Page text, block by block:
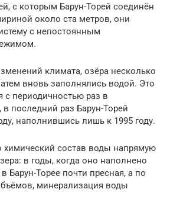
с которым Барун-Торей соединён
около ста метров, они
с непостоянным
климата, озёра несколько
вновь заполнялись водой. Это
с периодичностью раз в
в последний раз Барун-Торей
наполнившись лишь к 1995 году.
химический состав воды напрямую
в годы, когда оно наполнено
Барун-Торее почти пресная, а по
минерализация воды